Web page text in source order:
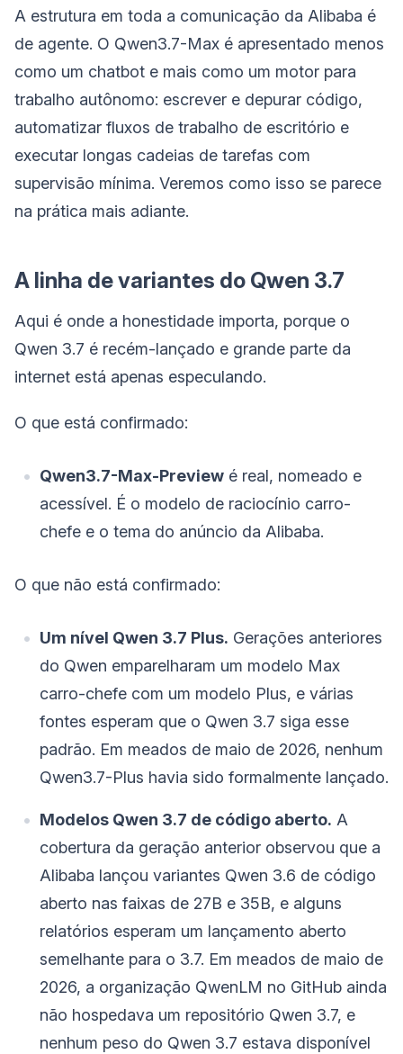
A estrutura em toda a comunicação da Alibaba é
de agente. O Qwen3.7-Max é apresentado menos
como um chatbot e mais como um motor para
trabalho autônomo: escrever e depurar código,
automatizar fluxos de trabalho de escritório e
executar longas cadeias de tarefas com
supervisão mínima. Veremos como isso se parece
na prática mais adiante.
A linha de variantes do Qwen 3.7
Aqui é onde a honestidade importa, porque o
Qwen 3.7 é recém-lançado e grande parte da
internet está apenas especulando.
O que está confirmado:
Qwen3.7-Max-Preview é real, nomeado e
acessível. É o modelo de raciocínio carro-
chefe e o tema do anúncio da Alibaba.
O que não está confirmado:
Um nível Qwen 3.7 Plus. Gerações anteriores
do Qwen emparelharam um modelo Max
carro-chefe com um modelo Plus, e várias
fontes esperam que o Qwen 3.7 siga esse
padrão. Em meados de maio de 2026, nenhum
Qwen3.7-Plus havia sido formalmente lançado.
Modelos Qwen 3.7 de código aberto. A
cobertura da geração anterior observou que a
Alibaba lançou variantes Qwen 3.6 de código
aberto nas faixas de 27B e 35B, e alguns
relatórios esperam um lançamento aberto
semelhante para o 3.7. Em meados de maio de
2026, a organização QwenLM no GitHub ainda
não hospedava um repositório Qwen 3.7, e
nenhum peso do Qwen 3.7 estava disponível